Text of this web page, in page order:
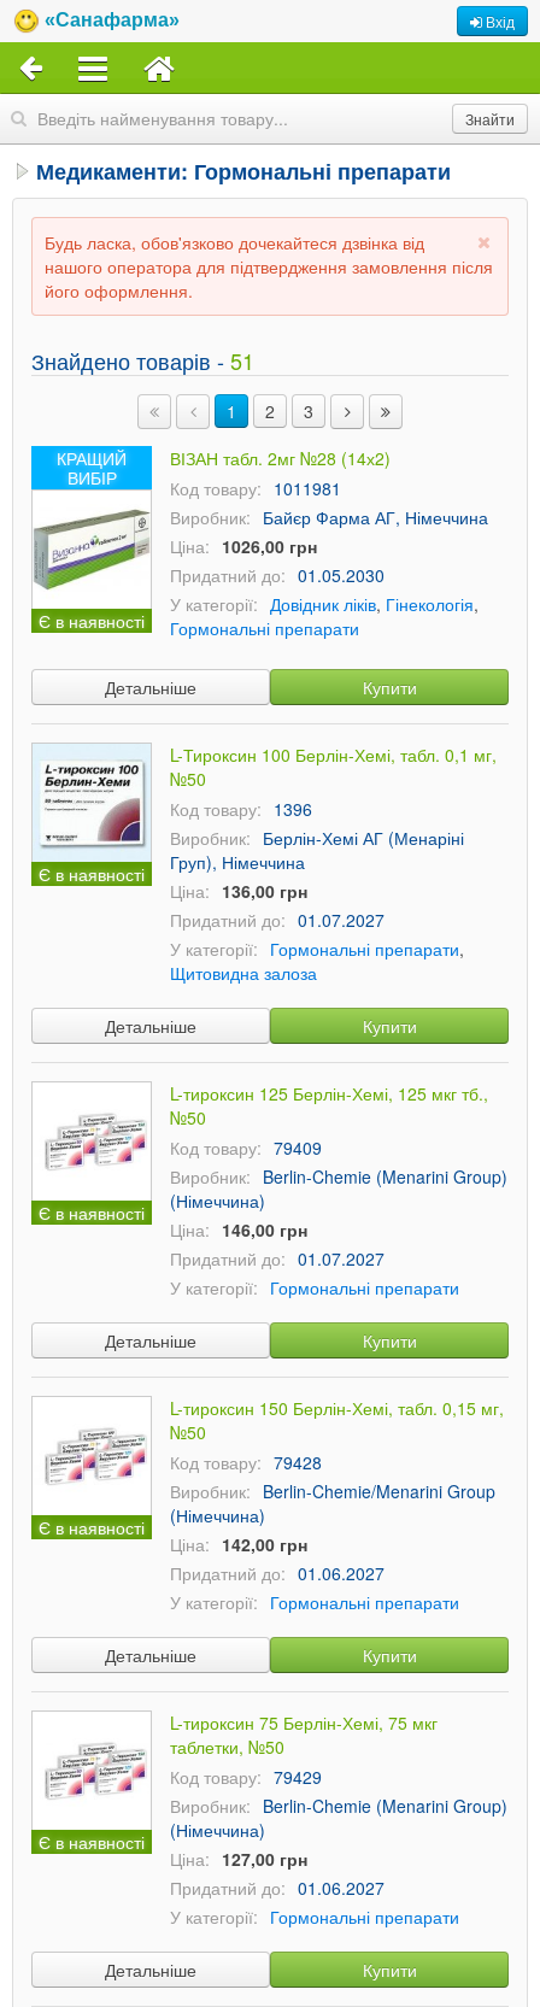
«Санафарма» Вхід
Медикаменти: Гормональні препарати
Будь ласка, обов'язково дочекайтеся дзвінка від
нашого оператора для підтвердження замовлення після
його оформлення.
Знайдено товарів -51
1 2
3
КРАЩИЙ
ВИБІР
Є в наявності
ВІЗАН табл. 2мг №28 (14х2)
Код товару: 1011981
Виробник: Байєр Фарма АГ, Німеччина
Ціна: 1026,00 грн
Придатний до: 01.05.2030
У категорії: Довідник ліків, Гінекологія,
Гормональні препарати
Детальніше Купити
Є в наявності
L-Тироксин 100 Берлін-Хемі, табл. 0,1 мг,
№50
Код товару: 1396
Виробник: Берлін-Хемі АГ (Менаріні
Груп), Німеччина
Ціна: 136,00 грн
Придатний до: 01.07.2027
У категорії: Гормональні препарати,
Щитовидна залоза
Детальніше Купити
Є в наявності
L-тироксин 125 Берлін-Хемі, 125 мкг тб.,
№50
Код товару: 79409
Виробник: Berlin-Chemie (Menarini Group)
(Німеччина)
Ціна: 146,00 грн
Придатний до: 01.07.2027
У категорії: Гормональні препарати
Детальніше Купити
Є в наявності
L-тироксин 150 Берлін-Хемі, табл. 0,15 мг,
№50
Код товару: 79428
Виробник: Berlin-Chemie/Menarini Group
(Німеччина)
Ціна: 142,00 грн
Придатний до: 01.06.2027
У категорії: Гормональні препарати
Детальніше Купити
Є в наявності
L-тироксин 75 Берлін-Хемі, 75 мкг
таблетки, №50
Код товару: 79429
Виробник: Berlin-Chemie (Menarini Group)
(Німеччина)
Ціна: 127,00 грн
Придатний до: 01.06.2027
У категорії: Гормональні препарати
Детальніше Купити